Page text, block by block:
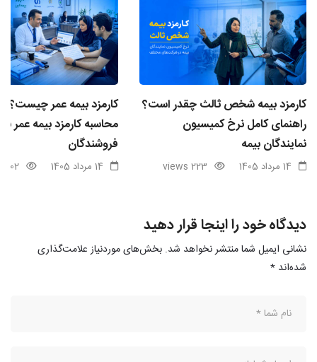
کارمزد بیمه شخص ثالث چقدر است؟
راهنمای کامل نرخ کمیسیون
نمایندگان بیمه
14 مرداد 1405 223 views
کارمزد بیمه عمر چیست؟
محاسبه کارمزد بیمه عمر
فروشندگان
14 مرداد 1405 102 views
دیدگاه خود را اینجا قرار دهید
نشانی ایمیل شما منتشر نخواهد شد. بخش‌های موردنیاز علامت‌گذاری
شده‌اند *